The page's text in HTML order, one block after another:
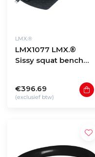
LMX.®
LMX1077 LMX.®
Sissy squat bench
€396.69
(exclusief btw)